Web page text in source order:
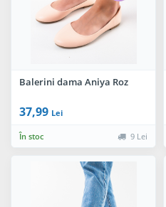
Balerini dama Aniya Roz
37,99 Lei
În stoc 9 Lei